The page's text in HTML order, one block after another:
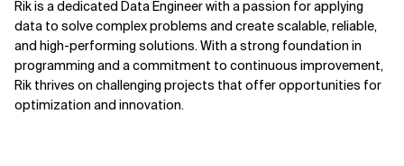
Rik is a dedicated Data Engineer with a passion for applying
data to solve complex problems and create scalable, reliable,
and high-performing solutions. With a strong foundation in
programming and a commitment to continuous improvement,
Rik thrives on challenging projects that offer opportunities for
optimization and innovation.